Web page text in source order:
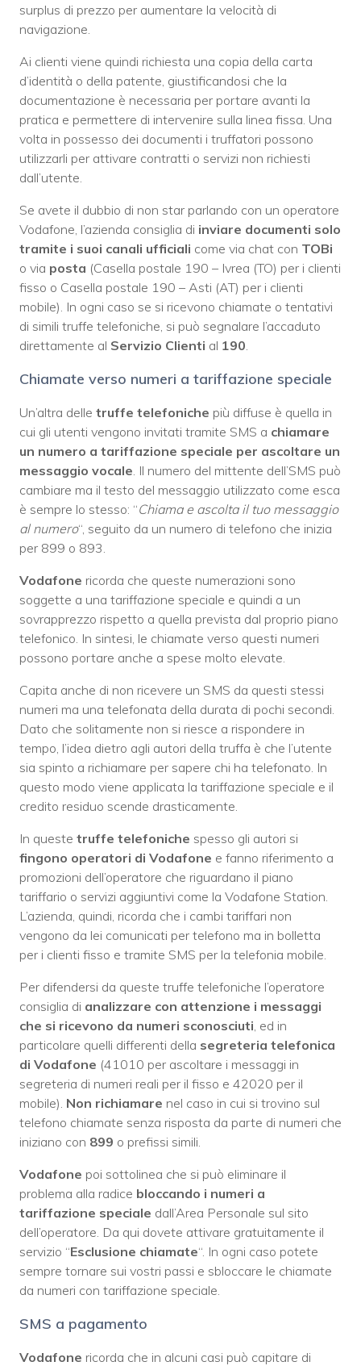
surplus di prezzo per aumentare la velocità di
navigazione.
Ai clienti viene quindi richiesta una copia della carta
d’identità o della patente, giustificandosi che la
documentazione è necessaria per portare avanti la
pratica e permettere di intervenire sulla linea fissa. Una
volta in possesso dei documenti i truffatori possono
utilizzarli per attivare contratti o servizi non richiesti
dall’utente.
Se avete il dubbio di non star parlando con un operatore
Vodafone, l’azienda consiglia di inviare documenti solo
tramite i suoi canali ufficiali come via chat con TOBi
o via posta (Casella postale 190 – Ivrea (TO) per i clienti
fisso o Casella postale 190 – Asti (AT) per i clienti
mobile). In ogni caso se si ricevono chiamate o tentativi
di simili truffe telefoniche, si può segnalare l’accaduto
direttamente al Servizio Clienti al 190
Chiamate verso numeri a tariffazione speciale
Un’altra delle truffe telefoniche più diffuse è quella in
cui gli utenti vengono invitati tramite SMS a chiamare
un numero a tariffazione speciale per ascoltare un
messaggio vocale . Il numero del mittente dell’SMS può
cambiare ma il testo del messaggio utilizzato come esca
è sempre lo stesso: “Chiama e ascolta il tuo messaggio
al numero“, seguito da un numero di telefono che inizia
per 899 o 893.
Vodafone ricorda che queste numerazioni sono
soggette a una tariffazione speciale e quindi a un
sovrapprezzo rispetto a quella prevista dal proprio piano
telefonico. In sintesi, le chiamate verso questi numeri
possono portare anche a spese molto elevate.
Capita anche di non ricevere un SMS da questi stessi
numeri ma una telefonata della durata di pochi secondi.
Dato che solitamente non si riesce a rispondere in
tempo, l’idea dietro agli autori della truffa è che l’utente
sia spinto a richiamare per sapere chi ha telefonato. In
questo modo viene applicata la tariffazione speciale e il
credito residuo scende drasticamente.
In queste truffe telefoniche spesso gli autori si
fingono operatori di Vodafone e fanno riferimento a
promozioni dell’operatore che riguardano il piano
tariffario o servizi aggiuntivi come la Vodafone Station.
L’azienda, quindi, ricorda che i cambi tariffari non
vengono da lei comunicati per telefono ma in bolletta
per i clienti fisso e tramite SMS per la telefonia mobile.
Per difendersi da queste truffe telefoniche l’operatore
consiglia di analizzare con attenzione i messaggi
che si ricevono da numeri sconosciuti , ed in
particolare quelli differenti della segreteria telefonica
di Vodafone (41010 per ascoltare i messaggi in
segreteria di numeri reali per il fisso e 42020 per il
mobile). Non richiamare nel caso in cui si trovino sul
telefono chiamate senza risposta da parte di numeri che
iniziano con 899 o prefissi simili.
Vodafone poi sottolinea che si può eliminare il
problema alla radice bloccando i numeri a
tariffazione speciale dall’Area Personale sul sito
dell’operatore. Da qui dovete attivare gratuitamente il
servizio “Esclusione chiamate“. In ogni caso potete
sempre tornare sui vostri passi e sbloccare le chiamate
da numeri con tariffazione speciale.
SMS a pagamento
Vodafone ricorda che in alcuni casi può capitare di